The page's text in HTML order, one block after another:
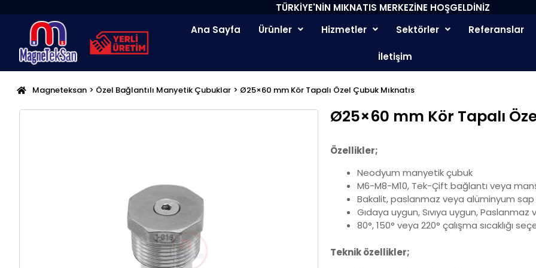
TÜRKİYE'NİN MIKNATIS MERKEZİNE HOŞGELDİNİZ
Ana Sayfa
Ürünler Hizmetler Sektörler Referanslar
İletişim
Magneteksan > Özel Bağlantılı Manyetik Çubuklar > Ø25×60 mm Kör Tapalı Özel Çubuk Mıknatıs
Ø25×60 mm Kör Tapalı
Özellikler;
Neodyum manyetik çubuk
M6-M8-M10, Tek-Çift bağlantı veya
Bakalit, paslanmaz veya alüminyum
Gıdaya uygun, Sıvıya uygun, Paslanmaz
80°, 150° veya 220° çalışma sıcaklığı
Teknik özellikler;